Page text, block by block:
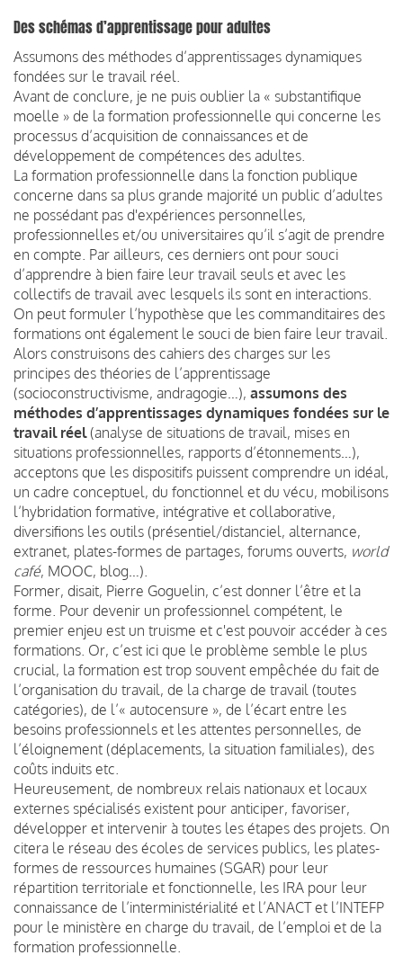
Des schémas d’apprentissage pour adultes
Assumons des méthodes d’apprentissages dynamiques
fondées sur le travail réel.
Avant de conclure, je ne puis oublier la « substantifique
moelle » de la formation professionnelle qui concerne les
processus d’acquisition de connaissances et de
développement de compétences des adultes.
La formation professionnelle dans la fonction publique
concerne dans sa plus grande majorité un public d’adultes
ne possédant pas d'expériences personnelles,
professionnelles et/ou universitaires qu’il s’agit de prendre
en compte. Par ailleurs, ces derniers ont pour souci
d’apprendre à bien faire leur travail seuls et avec les
collectifs de travail avec lesquels ils sont en interactions.
On peut formuler l’hypothèse que les commanditaires des
formations ont également le souci de bien faire leur travail.
Alors construisons des cahiers des charges sur les
principes des théories de l’apprentissage
(socioconstructivisme, andragogie…), assumons des
méthodes d’apprentissages dynamiques fondées sur le
travail réel(analyse de situations de travail, mises en
situations professionnelles, rapports d’étonnements…),
acceptons que les dispositifs puissent comprendre un idéal,
un cadre conceptuel, du fonctionnel et du vécu, mobilisons
l’hybridation formative, intégrative et collaborative,
diversifions les outils (présentiel/distanciel, alternance,
extranet, plates-formes de partages, forums ouverts, world
café, MOOC, blog…).
Former, disait, Pierre Goguelin, c’est donner l’être et la
forme. Pour devenir un professionnel compétent, le
premier enjeu est un truisme et c'est pouvoir accéder à ces
formations. Or, c’est ici que le problème semble le plus
crucial, la formation est trop souvent empêchée du fait de
l’organisation du travail, de la charge de travail (toutes
catégories), de l’« autocensure », de l’écart entre les
besoins professionnels et les attentes personnelles, de
l’éloignement (déplacements, la situation familiales), des
coûts induits etc.
Heureusement, de nombreux relais nationaux et locaux
externes spécialisés existent pour anticiper, favoriser,
développer et intervenir à toutes les étapes des projets. On
citera le réseau des écoles de services publics, les plates-
formes de ressources humaines (SGAR) pour leur
répartition territoriale et fonctionnelle, les IRA pour leur
connaissance de l’interministérialité et l’ANACT et l’INTEFP
pour le ministère en charge du travail, de l’emploi et de la
formation professionnelle.